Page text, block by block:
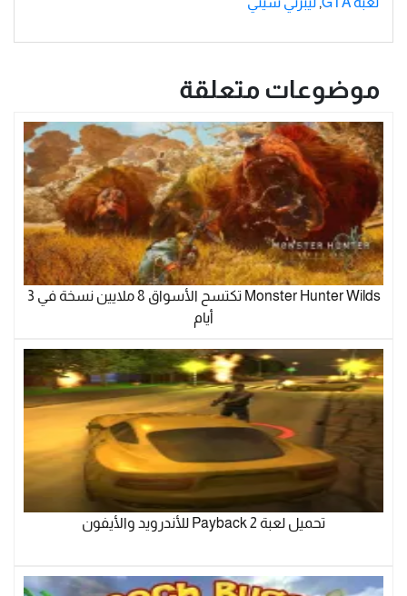
موضوعات متعلقة
Monster Hunter Wilds تكتسح الأسواق 8 ملايين نسخة في 3
أيام
تحميل لعبة Payback 2 للأندرويد والأيفون